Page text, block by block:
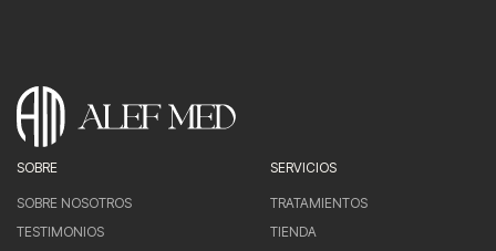
SOBRE
SOBRE NOSOTROS
TESTIMONIOS
SERVICIOS
TRATAMIENTOS
TIENDA